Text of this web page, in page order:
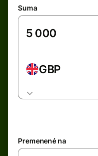
Suma
GBP
Premenené na